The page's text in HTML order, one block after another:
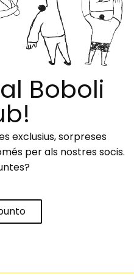
Boboli
exclusius, sorpreses
per als nostres socis.